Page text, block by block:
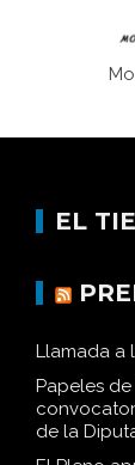
EL
Llamada a
Papeles
de la